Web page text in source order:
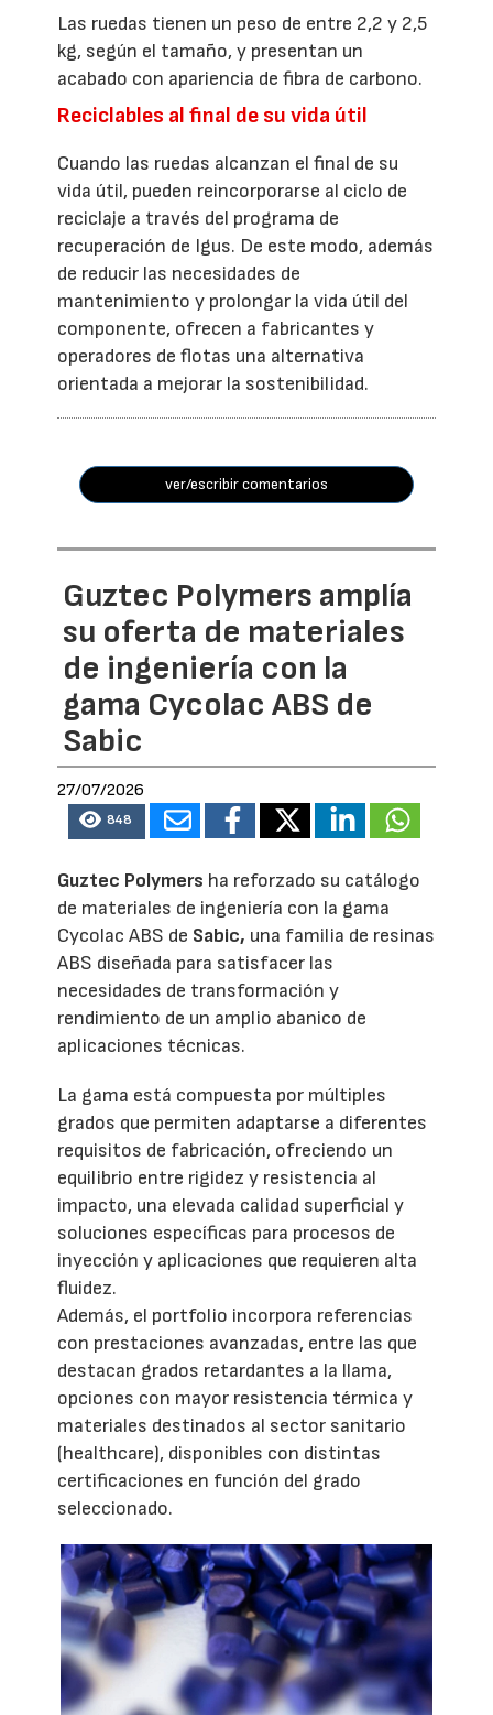
Las ruedas tienen un peso de entre 2,2 y 2,5
kg, según el tamaño, y presentan un
acabado con apariencia de fibra de carbono.
Reciclables al final de su vida útil
Cuando las ruedas alcanzan el final de su
vida útil, pueden reincorporarse al ciclo de
reciclaje a través del programa de
recuperación de Igus. De este modo, además
de reducir las necesidades de
mantenimiento y prolongar la vida útil del
componente, ofrecen a fabricantes y
operadores de flotas una alternativa
orientada a mejorar la sostenibilidad.
ver/escribir comentarios
Guztec Polymers amplía
su oferta de materiales
de ingeniería con la
gama Cycolac ABS de
Sabic
27/07/2026
848
Guztec Polymers ha reforzado su catálogo
de materiales de ingeniería con la gama
Cycolac ABS de Sabic, una familia de resinas
ABS diseñada para satisfacer las
necesidades de transformación y
rendimiento de un amplio abanico de
aplicaciones técnicas.
La gama está compuesta por múltiples
grados que permiten adaptarse a diferentes
requisitos de fabricación, ofreciendo un
equilibrio entre rigidez y resistencia al
impacto, una elevada calidad superficial y
soluciones específicas para procesos de
inyección y aplicaciones que requieren alta
fluidez.
Además, el portfolio incorpora referencias
con prestaciones avanzadas, entre las que
destacan grados retardantes a la llama,
opciones con mayor resistencia térmica y
materiales destinados al sector sanitario
(healthcare), disponibles con distintas
certificaciones en función del grado
seleccionado.